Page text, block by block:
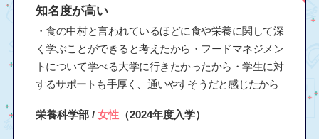
知名度が高い
・食の中村と言われているほどに食や栄養に関して深
く学ぶことができると考えたから・フードマネジメン
トについて学べる大学に行きたかったから・学生に対
するサポートも手厚く、通いやすそうだと感じたから
栄養科学部 / 女性（2024年度入学）